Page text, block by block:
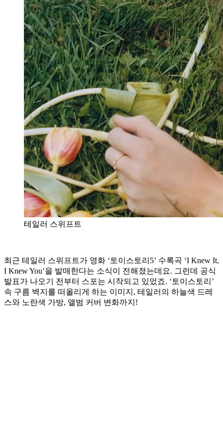
테일러 스위프트
최근 테일러 스위프트가 영화 ‘토이스토리5’ 수록곡 ‘I Knew It,
I Knew You’을 발매한다는 소식이 전해졌는데요. 그런데 공식
발표가 나오기 전부터 스포는 시작되고 있었죠. ‘토이스토리’
속 구름 벽지를 떠올리게 하는 이미지, 테일러의 하늘색 드레
스와 노란색 가방, 앨범 커버 변화까지!